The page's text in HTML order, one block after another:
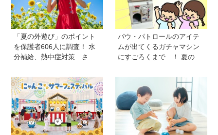
もちゃへの気持ちが変わる
かも！？」
「夏の外遊び」のポイント
を保護者606人に調査！ 水
分補給、熱中症対策…さら
イデア」も【HugKum総
研】
パウ・パトロールのアイテ
ムが出てくるガチャマシン
にすごろくまで…！ 夏のお
イテムがいっぱい【雑誌
『幼稚園』8・9月号付録】